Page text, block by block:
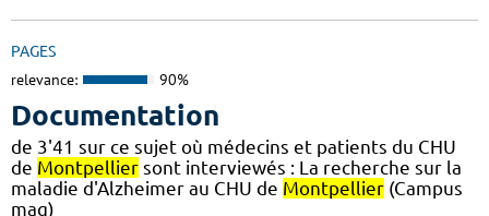
PAGES
relevance: 90%
Documentation
de 3'41 sur ce sujet où médecins et patients du CHU
de Montpellier sont interviewés : La recherche sur la
maladie d'Alzheimer au CHU de Montpellier (Campus
mag)